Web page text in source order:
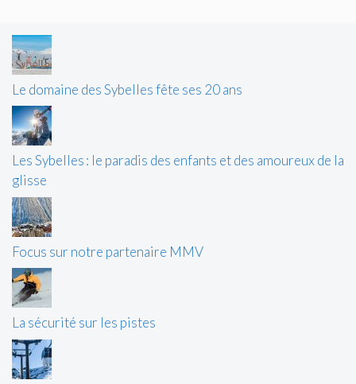
Le domaine des Sybelles fête ses 20 ans
Les Sybelles : le paradis des enfants et des amoureux de la
glisse
Focus sur notre partenaire MMV
La sécurité sur les pistes